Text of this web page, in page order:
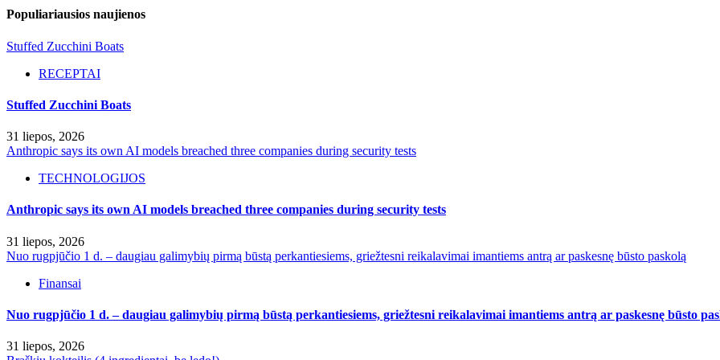
Populiariausios naujienos
Stuffed Zucchini Boats
RECEPTAI
Stuffed Zucchini Boats
31 liepos, 2026
Anthropic says its own AI models breached three companies during security tests
TECHNOLOGIJOS
Anthropic says its own AI models breached three companies during security tests
31 liepos, 2026
Nuo rugpjūčio 1 d. – daugiau galimybių pirmą būstą perkantiesiems, griežtesni reikalavimai imantiems antrą ar paskesnę būsto paskolą
Finansai
Nuo rugpjūčio 1 d. – daugiau galimybių pirmą būstą perkantiesiems, griežtesni reikalavimai imantiems antrą ar paskesnę būsto
31 liepos, 2026